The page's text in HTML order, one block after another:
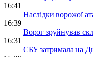
16:41
Наслідки ворожої
16:39
Ворог зруйнував
16:31
СБУ затримала на